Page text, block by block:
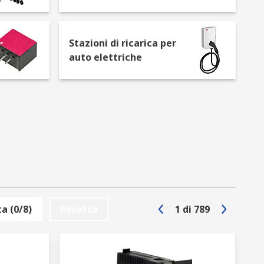
DIN, coprendo ogni esigenza di
efficienza per stabilizzare linee di
scalabili come le
stazioni di
Stazioni di ricarica per
auto elettriche
(0/8) 1 di 789